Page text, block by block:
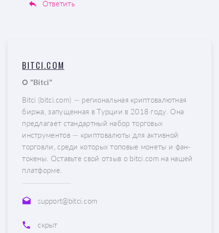
Ответить
BITCI.COM
О "Bitci"
Bitci (bitci.com) — региональная криптовалютная
биржа, запущенная в Турции в 2018 году. Она
предлагает стандартный набор торговых
инструментов — криптовалюты для активной
торговли, среди которых топовые монеты и фан-
токены. Оставьте свой отзыв о bitci.com на нашей
платформе.
support@bitci.com
скрыт